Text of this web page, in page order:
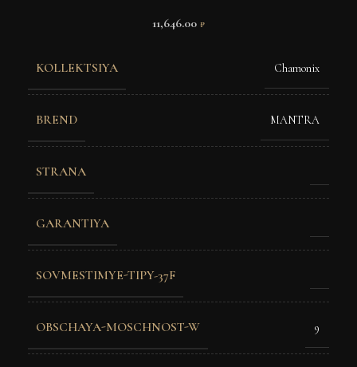
11,646.00 ₽
KOLLEKTSIYA Chamonix
BREND MANTRA
STRANA
GARANTIYA
SOVMESTIMYE-TIPY-37F
OBSCHAYA-MOSCHNOST-W 9